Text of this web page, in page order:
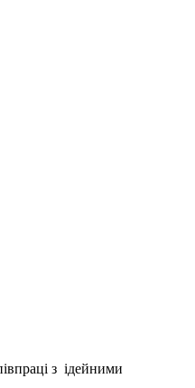
з ідейними